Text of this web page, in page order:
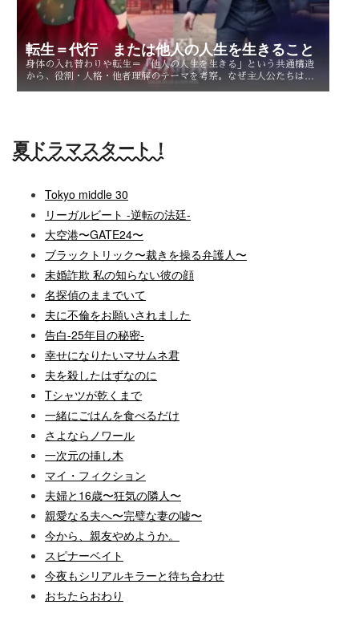
転生＝代行 または他人の人生を生きること
身体の入れ替わりや転生＝「他人の人生を生きる」という共通構造
から、役割・人格・他者理解のテーマを考察。なぜ主人公たちは他
夏ドラマスタート！
Tokyo middle 30
リーガルビート -逆転の法廷-
大空港〜GATE24〜
ブラックトリック〜裁きを操る弁護人〜
未婚詐欺 私の知らない彼の顔
名探偵のままでいて
夫に不倫をお願いされました
告白-25年目の秘密-
幸せになりたいマサムネ君
夫を殺したはずなのに
Tシャツが乾くまで
一緒にごはんを食べるだけ
さよならノワール
一次元の挿し木
マイ・フィクション
夫婦と16歳〜狂気の隣人〜
親愛なる夫へ〜完璧な妻の嘘〜
今から、親友やめようか。
スピナーベイト
今夜もシリアルキラーと待ち合わせ
おちたらおわり